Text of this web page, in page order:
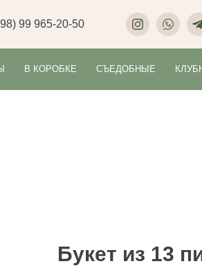
99 965-20-50
В КОРОБКЕ СЪЕДОБНЫЕ
Букет из 13